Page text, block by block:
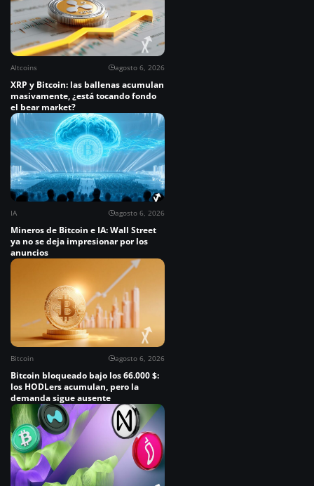
Altcoins agosto 6, 2026
XRP y Bitcoin: las ballenas acumulan
masivamente, ¿está tocando fondo
el bear market?
IA agosto 6, 2026
Mineros de Bitcoin e IA: Wall Street
ya no se deja impresionar por los
anuncios
Bitcoin agosto 6, 2026
Bitcoin bloqueado bajo los 66.000 $:
los HODLers acumulan, pero la
demanda sigue ausente